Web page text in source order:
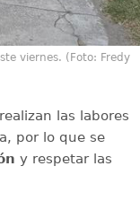
viernes. (Foto: Fredy
las labores
por lo que se
y respetar las